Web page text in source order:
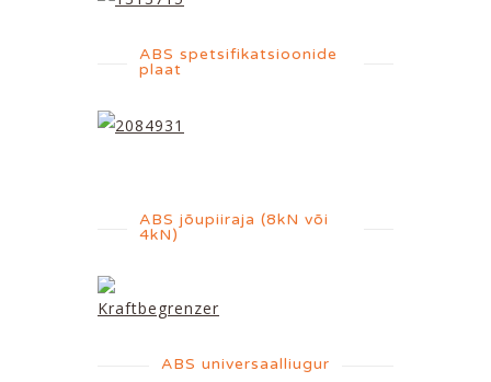
ABS spetsifikatsioonide
plaat
ABS jõupiiraja (8kN või
4kN)
ABS universaalliugur